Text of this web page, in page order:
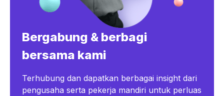
Bergabung & berbagi
bersama kami
Terhubung dan dapatkan berbagai insight dari
pengusaha serta pekerja mandiri untuk perluas